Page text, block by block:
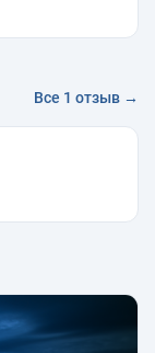
Все 1 отзыв →